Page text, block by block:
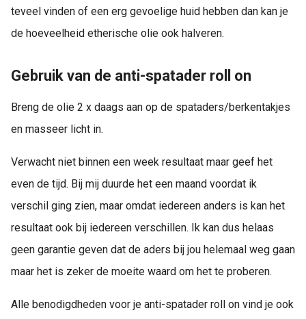
teveel vinden of een erg gevoelige huid hebben dan kan je
de hoeveelheid etherische olie ook halveren.
Gebruik van de anti-spatader roll on
Breng de olie 2 x daags aan op de spataders/berkentakjes
en masseer licht in.
Verwacht niet binnen een week resultaat maar geef het
even de tijd. Bij mij duurde het een maand voordat ik
verschil ging zien, maar omdat iedereen anders is kan het
resultaat ook bij iedereen verschillen. Ik kan dus helaas
geen garantie geven dat de aders bij jou helemaal weg gaan
maar het is zeker de moeite waard om het te proberen.
Alle benodigdheden voor je anti-spatader roll on vind je ook